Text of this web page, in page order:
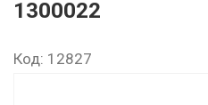
1300022
Код: 12827